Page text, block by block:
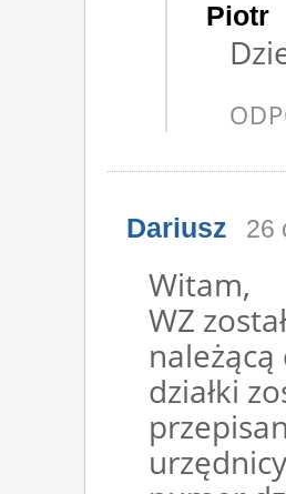
Piotr
Dariusz 26
Witam,
WZ
działki